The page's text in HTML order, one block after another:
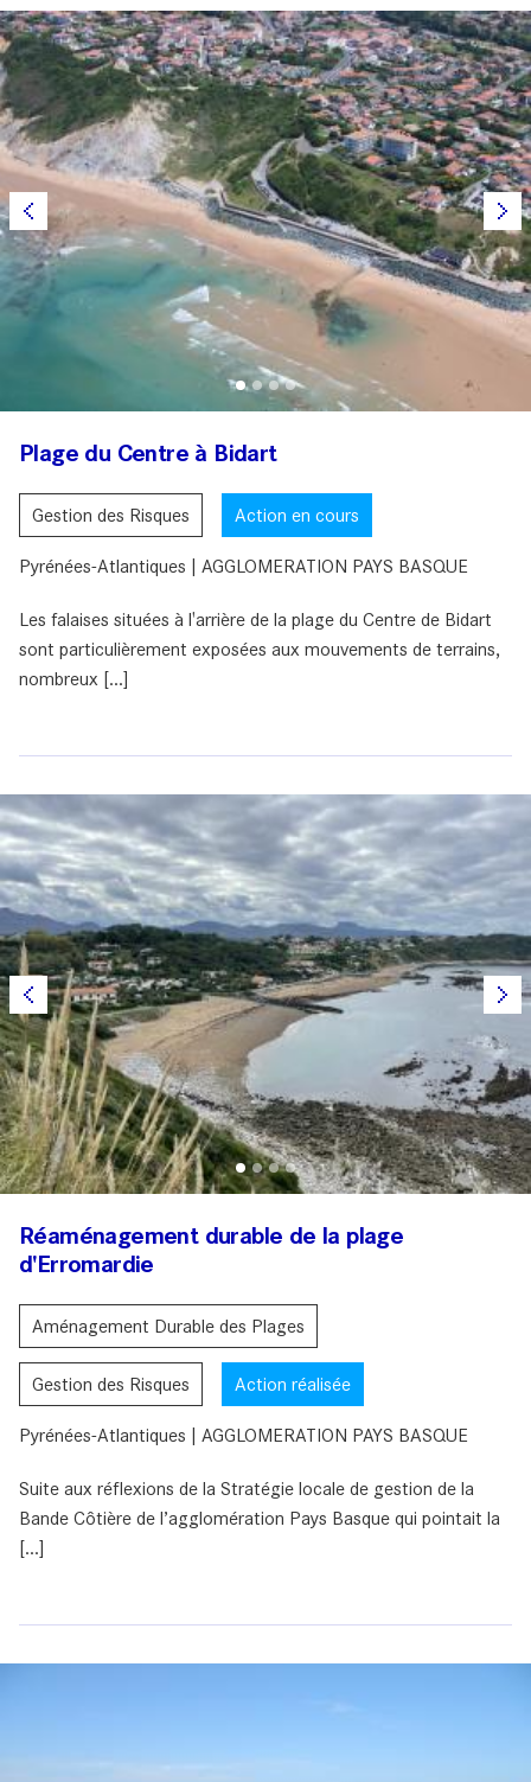
Plage du Centre à Bidart
Gestion des Risques Action en cours
Pyrénées-Atlantiques | AGGLOMERATION PAYS BASQUE
Les falaises situées à l'arrière de la plage du Centre de Bidart
sont particulièrement exposées aux mouvements de terrains,
nombreux [...]
Réaménagement durable de la plage
d'Erromardie
Aménagement Durable des Plages
Gestion des Risques Action réalisée
Pyrénées-Atlantiques | AGGLOMERATION PAYS BASQUE
Suite aux réflexions de la Stratégie locale de gestion de la
Bande Côtière de l’agglomération Pays Basque qui pointait la
[...]